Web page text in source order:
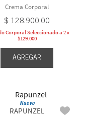
Crema Corporal
$ 128.900,00
Corporal Seleccionado a 2 x
$129.000
AGREGAR
Nuevo
RAPUNZEL